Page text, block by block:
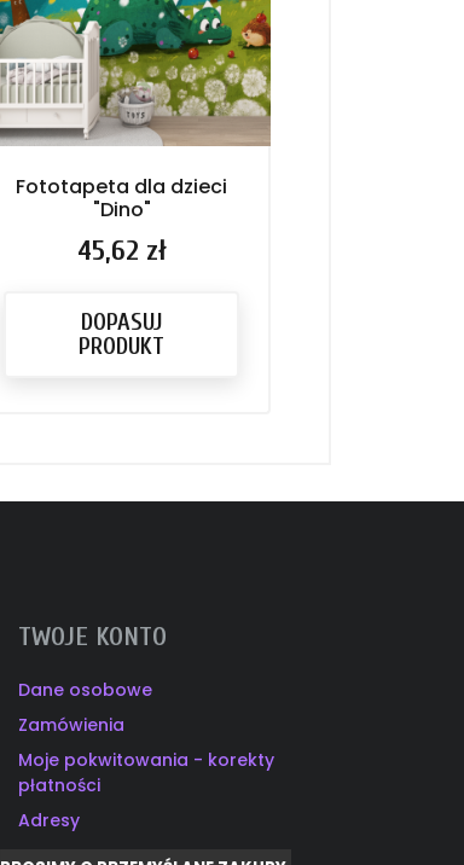
Fototapeta dla dzieci
"Dino"
Cena
45,62 zł
DOPASUJ
PRODUKT
TWOJE KONTO
Dane osobowe
Zamówienia
Moje pokwitowania - korekty
płatności
Adresy